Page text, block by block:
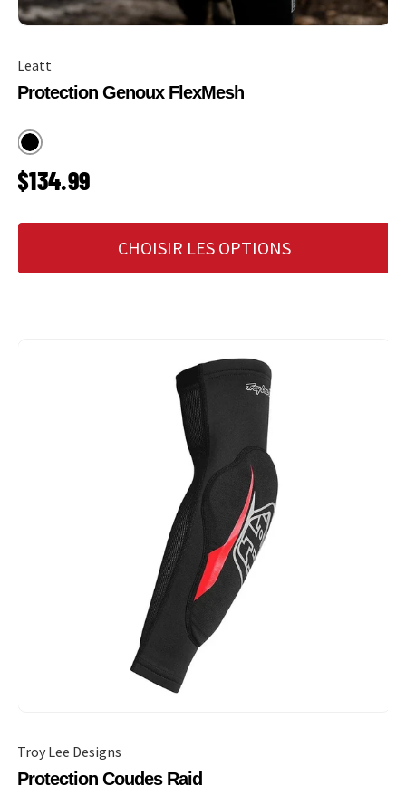
Leatt
Protection Genoux FlexMesh
Noir
PRIX HABITUEL
$134.99
CHOISIR LES OPTIONS
Troy Lee Designs
Protection Coudes Raid